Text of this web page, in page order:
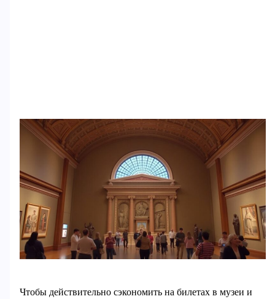
Чтобы действительно сэкономить на билетах в музеи и